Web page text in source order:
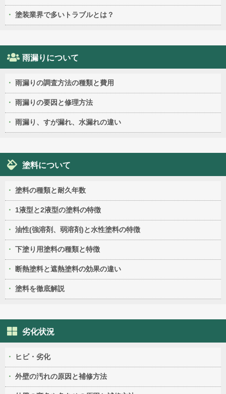
塗装業界で多いトラブルとは？
雨漏りについて
雨漏りの調査方法の種類と費用
雨漏りの要因と修理方法
雨漏り、すが漏れ、水漏れの違い
塗料について
塗料の種類と耐久年数
1液型と2液型の塗料の特徴
油性(強溶剤、弱溶剤)と水性塗料の特徴
下塗り用塗料の種類と特徴
断熱塗料と遮熱塗料の効果の違い
塗料を徹底解説
劣化状況
ヒビ・劣化
外壁の汚れの原因と補修方法